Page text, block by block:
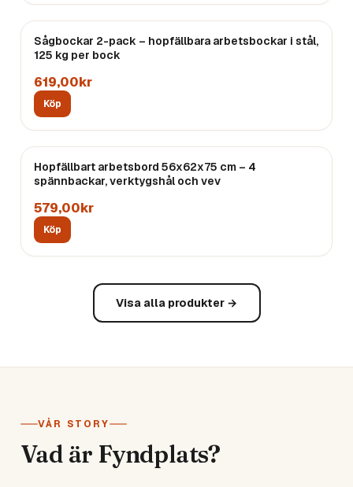
Sågbockar 2-pack – hopfällbara arbetsbockar i stål,
125 kg per bock
619,00kr
Köp
Hopfällbart arbetsbord 56x62x75 cm – 4
spännbackar, verktygshål och vev
579,00kr
Köp
Visa alla produkter →
VÅR STORY
Vad är Fyndplats?